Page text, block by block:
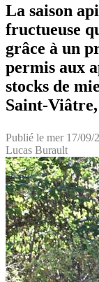
La saison
fructueuse
grâce à un
permis aux
stocks de
Saint-
Publié le mer 17/09/
Lucas Burault